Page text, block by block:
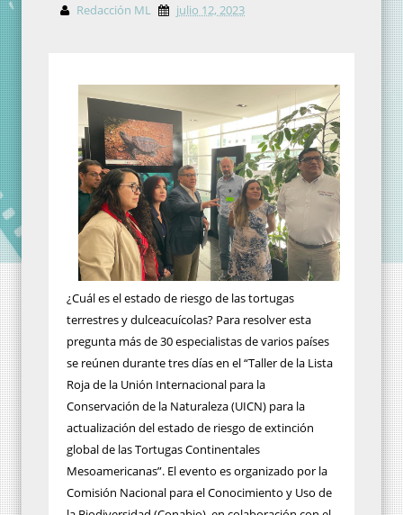
Redacción ML julio 12, 2023
¿Cuál es el estado de riesgo de las tortugas
terrestres y dulceacuícolas? Para resolver esta
pregunta más de 30 especialistas de varios países
se reúnen durante tres días en el “Taller de la Lista
Roja de la Unión Internacional para la
Conservación de la Naturaleza (UICN) para la
actualización del estado de riesgo de extinción
global de las Tortugas Continentales
Mesoamericanas”. El evento es organizado por la
Comisión Nacional para el Conocimiento y Uso de